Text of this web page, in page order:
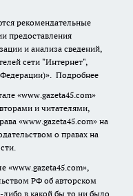
рекомендательные
предоставления
и анализа сведений,
сети "Интернет",
Подробнее
«www.gazeta45.com»
и читателями,
«www.gazeta45.com» на
о правах на
«www.gazeta45.com»,
РФ об авторском
в какой бы то ни было